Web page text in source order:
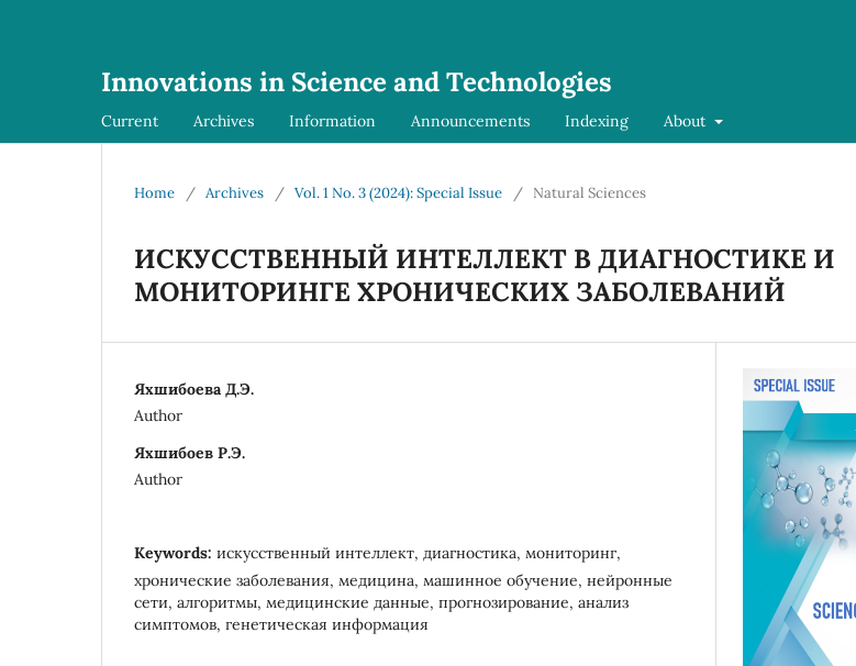
Innovations in Science and Technologies
Current Archives Information Announcements Indexing About
Home / Archives / Vol. 1 No. 3 (2024): Special Issue / Natural Sciences
ИСКУССТВЕННЫЙ ИНТЕЛЛЕКТ В ДИАГНОСТИКЕ И
МОНИТОРИНГЕ ХРОНИЧЕСКИХ ЗАБОЛЕВАНИЙ
Яхшибоева Д.Э.
Author
Яхшибоев Р.Э.
Author
Keywords: искусственный интеллект, диагностика, мониторинг,
хронические заболевания, медицина, машинное обучение, нейронные
сети, алгоритмы, медицинские данные, прогнозирование, анализ
симптомов, генетическая информация